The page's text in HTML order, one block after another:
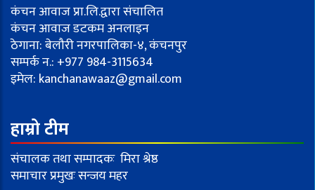
कंचन आवाज प्रा.लि.द्वारा संचालित
कंचन आवाज डटकम अनलाइन
ठेगाना: बेलौरी नगरपालिका-४, कंचनपुर
सम्पर्क न.: +977 984-3115634
इमेल: kanchanawaaz@gmail.com
हाम्रो टीम
संचालक तथा सम्पादकः मिरा श्रेष्ठ
समाचार प्रमुखः सन्जय महर